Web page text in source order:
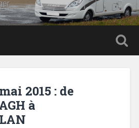
2015 : de
à